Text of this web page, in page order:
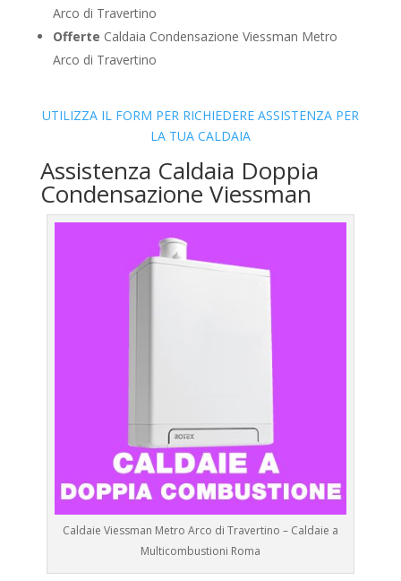
Arco di Travertino
Offerte Caldaia Condensazione Viessman Metro
Arco di Travertino
UTILIZZA IL FORM PER RICHIEDERE ASSISTENZA PER
LA TUA CALDAIA
Assistenza Caldaia Doppia
Condensazione Viessman
Caldaie Viessman Metro Arco di Travertino – Caldaie a
Multicombustioni Roma